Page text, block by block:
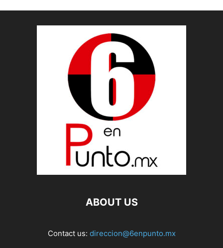
ABOUT US
Contact us: direccion@6enpunto.mx